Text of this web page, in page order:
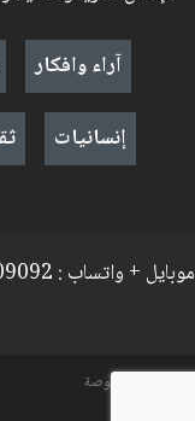
آراء وافكار
إنسانيات
موبايل + واتساب : 009647902409092
السياسة والخصوصة